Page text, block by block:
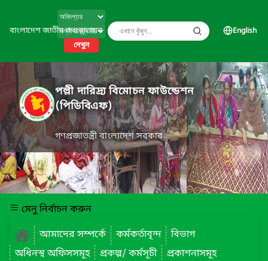
বাংলাদেশ জাতীয় তথ্য বাতায়ন
দেখুন
English
পল্লী দারিদ্র্য বিমোচন ফাউন্ডেশন
(পিডিবিএফ)
গণপ্রজাতন্ত্রী বাংলাদেশ সরকার
মেনু নির্বাচন করুন
আমাদের সম্পর্কে
কর্মকর্তাবৃন্দ
বিভাগ
অধিনস্থ অফিসসমূহ
প্রকল্প/ কর্মসূচী
প্রকাশনাসমূহ